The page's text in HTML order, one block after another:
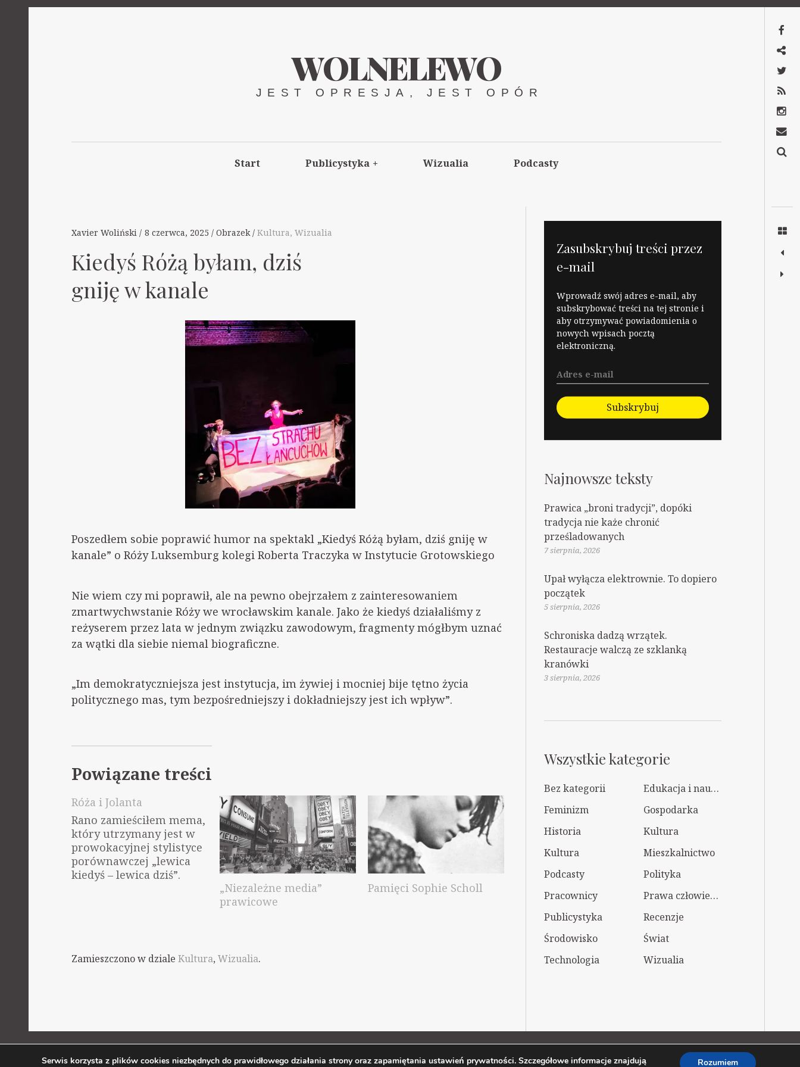
WOLNELEWO
JEST OPRESJA, JEST OPÓR
Start Publicystyka + Wizualia Podcasty
Xavier Woliński 8 czerwca, 2025 Obrazek Kultura, Wizualia
Kiedyś Różą byłam, dziś
gniję w kanale
Poszedłem sobie poprawić humor na spektakl „Kiedyś Różą byłam, dziś gniję w
kanale” o Róży Luksemburg kolegi Roberta Traczyka w Instytucie Grotowskiego
Nie wiem czy mi poprawił, ale na pewno obejrzałem z zainteresowaniem
zmartwychwstanie Róży we wrocławskim kanale. Jako że kiedyś działaliśmy z
reżyserem przez lata w jednym związku zawodowym, fragmenty mógłbym uznać
za wątki dla siebie niemal biograficzne.
„Im demokratyczniejsza jest instytucja, im żywiej i mocniej bije tętno życia
politycznego mas, tym bezpośredniejszy i dokładniejszy jest ich wpływ”.
Powiązane treści
Róża i Jolanta
Rano zamieściłem mema,
który utrzymany jest w
prowokacyjnej stylistyce
porównawczej „lewica
kiedyś – lewica dziś”.
porównałem działalność
„Niezależne media”
prawicowe
Pamięci Sophie Scholl
Zamieszczono w dziale Kultura, Wizualia.
Zasubskrybuj treści przez
e-mail
Wprowadź swój adres e-mail, aby
subskrybować treści na tej stronie i
aby otrzymywać powiadomienia o
nowych wpisach pocztą
elektroniczną.
Subskrybuj
Najnowsze teksty
Prawica „broni tradycji”, dopóki
tradycja nie każe chronić
prześladowanych
7 sierpnia, 2026
Upał wyłącza elektrownie. To dopiero
początek
5 sierpnia, 2026
Schroniska dadzą wrzątek.
Restauracje walczą ze szklanką
kranówki
3 sierpnia, 2026
Wszystkie kategorie
Bez kategorii
Edukacja i nauka
Feminizm
Gospodarka
Historia
Kultura
Kultura
Mieszkalnictwo
Podcasty
Polityka
Pracownicy
Prawa człowieka
Publicystyka
Recenzje
Środowisko
Świat
Technologia
Wizualia
2026 Wolnelewo. Xavier Woliński | Mastodon Polityka prywatności
Serwis korzysta z plików cookies niezbędnych do prawidłowego działania strony oraz zapamiętania ustawień prywatności. Szczegółowe informacje znajdują
Rozumiem